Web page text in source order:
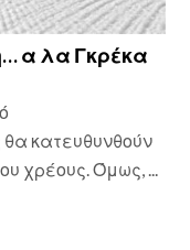
α λα Γκρέκα
κατευθυνθούν
χρέους. Όμως, ...